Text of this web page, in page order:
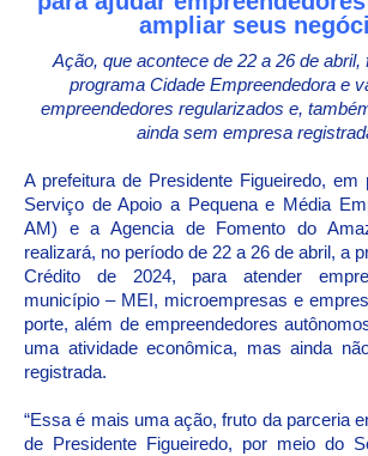
ampliar seus
Ação, que acontece de 22 a 26 de abril,
programa Cidade Empreendedora e
empreendedores regularizados e,
ainda sem empresa
A prefeitura de Presidente Figueiredo, em
Serviço de Apoio a Pequena e Média
AM) e a Agencia de Fomento do
realizará, no período de 22 a 26 de abril, a
Crédito de 2024, para atender
município – MEI, microempresas e
porte, além de empreendedores
uma atividade econômica, mas ainda
registrada.
“Essa é mais uma ação, fruto da parceria
de Presidente Figueiredo, por meio do